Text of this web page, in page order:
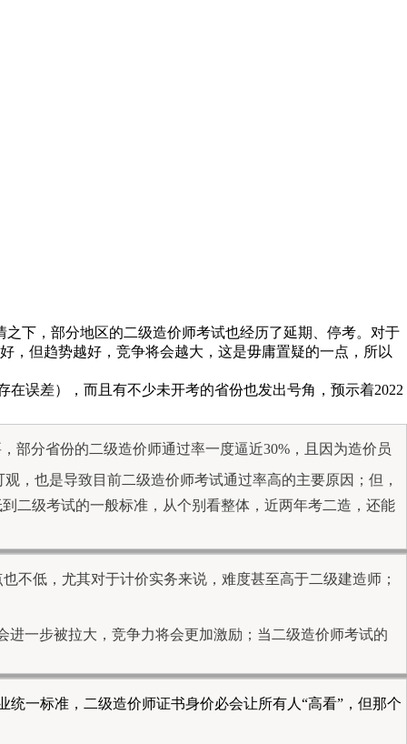
下，部分地区的二级造价师考试也经历了延期、停考。对于
，但趋势越好，竞争将会越大，这是毋庸置疑的一点，所以
误差），而且有不少未开考的省份也发出号角，预示着2022
部分省份的二级造价师通过率一度逼近30%，且因为造价员
，也是导致目前二级造价师考试通过率高的主要原因；但，
二级考试的一般标准，从个别看整体，近两年考二造，还能
不低，尤其对于计价实务来说，难度甚至高于二级建造师；
一步被拉大，竞争力将会更加激励；当二级造价师考试的
统一标准，二级造价师证书身价必会让所有人“高看”，但那个